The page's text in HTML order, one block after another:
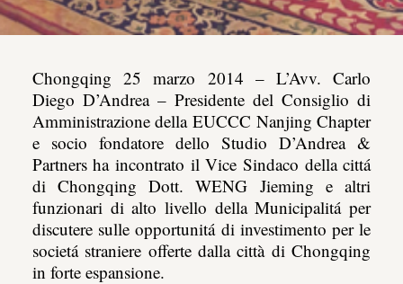
Chongqing 25 marzo 2014 – L’Avv. Carlo
Diego D’Andrea – Presidente del Consiglio di
Amministrazione della EUCCC Nanjing Chapter
e socio fondatore dello Studio D’Andrea &
Partners ha incontrato il Vice Sindaco della cittá
di Chongqing Dott. WENG Jieming e altri
funzionari di alto livello della Municipalitá per
discutere sulle opportunitá di investimento per le
societá straniere offerte dalla città di Chongqing
in forte espansione.